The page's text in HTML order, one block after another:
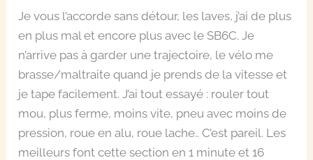
Je vous l’accorde sans détour, les laves, j’ai de plus
en plus mal et encore plus avec le SB6C. Je
n’arrive pas à garder une trajectoire, le vélo me
brasse/maltraite quand je prends de la vitesse et
je tape facilement. J’ai tout essayé : rouler tout
mou, plus ferme, moins vite, pneu avec moins de
pression, roue en alu, roue lache.. C’est pareil. Les
meilleurs font cette section en 1 minute et 16